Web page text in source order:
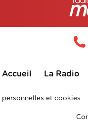
Accueil La Radio
personnelles et cookies